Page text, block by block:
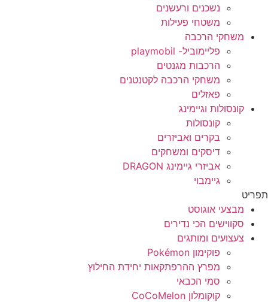
נשכנים ורעשנים
משטחי פעילות
משחקי הרכבה
פליימוביל- playmobil
הרכבות מגנטים
משחקי הרכבה לקטנטנים
פאזלים
קונסולות וגיימינג
קונסולות
בקרים ואביזרים
דיסקים ומשחקים
אביזרי גיימינג DRAGON
גיימבוי
מבצעי אוגוסט
סקווישים הכי נדירים
צעצועים ומותגים
פוקימון Pokémon
מפרץ ההרפתקאות יחידת החילוץ
סמי הכבאי
קוקומלון CoCoMelon